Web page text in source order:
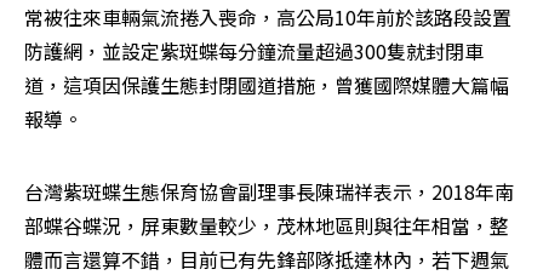
常被往來車輛氣流捲入喪命，高公局10年前於該路段設置
防護網，並設定紫斑蝶每分鐘流量超過300隻就封閉車
道，這項因保護生態封閉國道措施，曾獲國際媒體大篇幅
報導。
台灣紫斑蝶生態保育協會副理事長陳瑞祥表示，2018年南
部蝶谷蝶況，屏東數量較少，茂林地區則與往年相當，整
體而言還算不錯，目前已有先鋒部隊抵達林內，若下週氣